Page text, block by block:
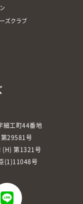
ズクラブ
工町44番地
第29581号
(H) 第1321号
(1)11048号